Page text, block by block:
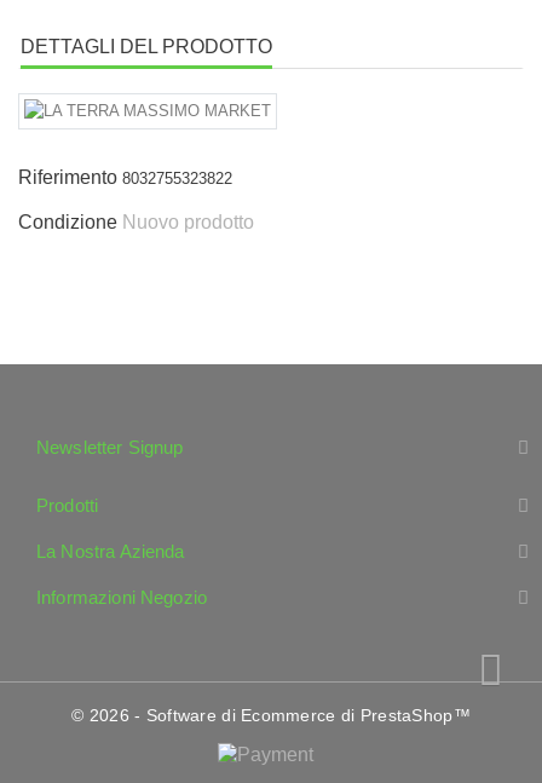
DETTAGLI DEL PRODOTTO
Riferimento 8032755323822
Condizione Nuovo prodotto
Newsletter Signup
Prodotti
La Nostra Azienda
Informazioni Negozio
© 2026 - Software di Ecommerce di PrestaShop™